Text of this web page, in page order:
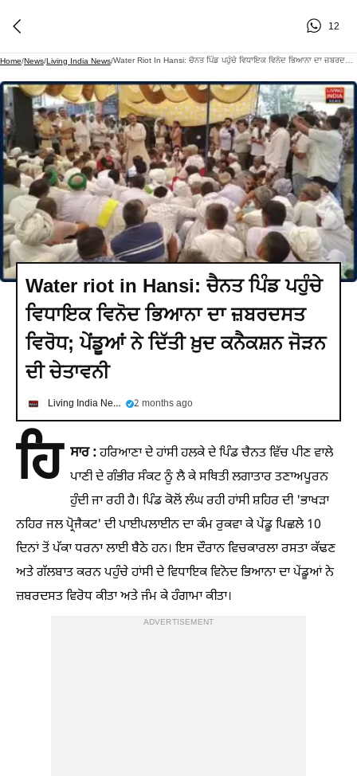
12
Home/News/Living India News/
Water riot in Hansi: ਚੈਨਤ ਪਿੰਡ ਪਹੁੰਚੇ
ਵਿਧਾਇਕ ਵਿਨੋਦ ਭਿਆਨਾ ਦਾ ਜ਼ਬਰਦਸਤ
ਵਿਰੋਧ; ਪੇਂਡੂਆਂ ਨੇ ਦਿੱਤੀ ਖ਼ੁਦ ਕਨੈਕਸ਼ਨ ਜੋੜਨ
ਦੀ ਚੇਤਾਵਨੀ
Living India News 2 months ago
ਹਿ ਸਾਰ :ਹਰਿਆਣਾ ਦੇ ਹਾਂਸੀ ਹਲਕੇ ਦੇ ਪਿੰਡ ਚੈਨਤ ਵਿੱਚ ਪੀਣ ਵਾਲੇ
ਪਾਣੀ ਦੇ ਗੰਭੀਰ ਸੰਕਟ ਨੂੰ ਲੈ ਕੇ ਸਥਿਤੀ ਲਗਾਤਾਰ ਤਣਾਅਪੂਰਨ
ਹੁੰਦੀ ਜਾ ਰਹੀ ਹੈ। ਪਿੰਡ ਕੋਲੋਂ ਲੰਘ ਰਹੀ ਹਾਂਸੀ ਸ਼ਹਿਰ ਦੀ 'ਭਾਖੜਾ
ਨਹਿਰ ਜਲ ਪ੍ਰੋਜੈਕਟ' ਦੀ ਪਾਈਪਲਾਈਨ ਦਾ ਕੰਮ ਰੁਕਵਾ ਕੇ ਪੇਂਡੂ ਪਿਛਲੇ 10
ਦਿਨਾਂ ਤੋਂ ਪੱਕਾ ਧਰਨਾ ਲਾਈ ਬੈਠੇ ਹਨ। ਇਸ ਦੌਰਾਨ ਵਿਚਕਾਰਲਾ ਰਸਤਾ ਕੱਢਣ
ਅਤੇ ਗੱਲਬਾਤ ਕਰਨ ਪਹੁੰਚੇ ਹਾਂਸੀ ਦੇ ਵਿਧਾਇਕ ਵਿਨੋਦ ਭਿਆਨਾ ਦਾ ਪੇਂਡੂਆਂ ਨੇ
ਜ਼ਬਰਦਸਤ ਵਿਰੋਧ ਕੀਤਾ ਅਤੇ ਜੰਮ ਕੇ ਹੰਗਾਮਾ ਕੀਤਾ।
ADVERTISEMENT